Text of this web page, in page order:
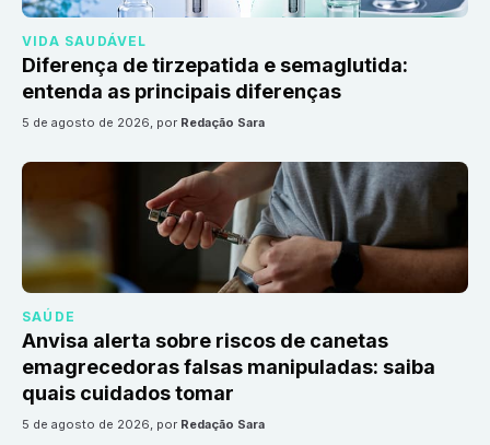
VIDA SAUDÁVEL
Diferença de tirzepatida e semaglutida:
entenda as principais diferenças
5 de agosto de 2026, por Redação Sara
SAÚDE
Anvisa alerta sobre riscos de canetas
emagrecedoras falsas manipuladas: saiba
quais cuidados tomar
5 de agosto de 2026, por Redação Sara